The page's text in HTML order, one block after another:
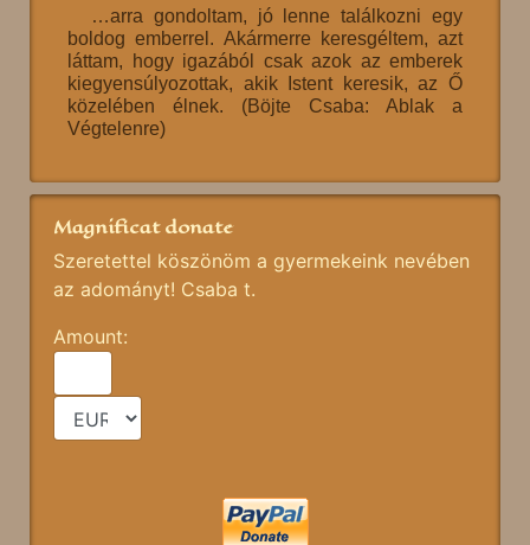
…arra gondoltam, jó lenne találkozni egy
boldog emberrel. Akármerre keresgéltem, azt
láttam, hogy igazából csak azok az emberek
kiegyensúlyozottak, akik Istent keresik, az Ő
közelében élnek. (Böjte Csaba: Ablak a
Végtelenre)
Magnificat donate
Szeretettel köszönöm a gyermekeink nevében
az adományt! Csaba t.
Amount: